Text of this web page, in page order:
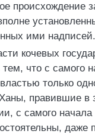
происхождение
ими надписей.
кочевых
тем, что с самого
только
правившие в
с самого
даже